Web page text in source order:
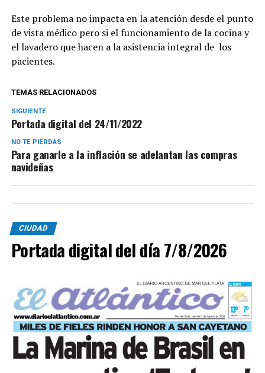
Este problema no impacta en la atención desde el punto
de vista médico pero si el funcionamiento de la cocina y
el lavadero que hacen a la asistencia integral de los
pacientes.
TEMAS RELACIONADOS
SIGUIENTE
Portada digital del 24/11/2022
NO TE PIERDAS
Para ganarle a la inflación se adelantan las compras
navideñas
CIUDAD
Portada digital del día 7/8/2026